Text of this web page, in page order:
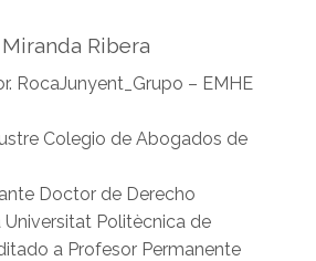
Ribera
RocaJunyent_Grupo – EMHE
Colegio de Abogados de
Doctor de Derecho
Universitat Politècnica de
a Profesor Permanente